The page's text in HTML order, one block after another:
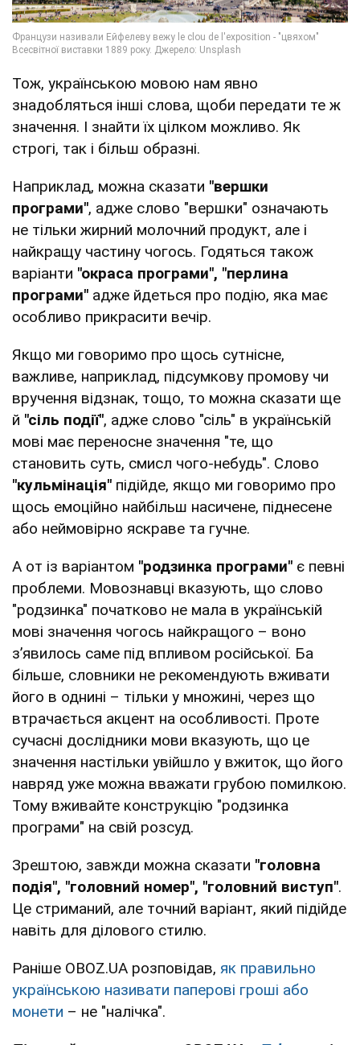
Тож, українською мовою нам явно
знадобляться інші слова, щоби передати те ж
значення. І знайти їх цілком можливо. Як
строгі, так і більш образні.
Наприклад, можна сказати "вершки
програми", адже слово "вершки" означають
не тільки жирний молочний продукт, але і
найкращу частину чогось. Годяться також
варіанти "окраса програми", "перлина
програми" адже йдеться про подію, яка має
особливо прикрасити вечір.
Якщо ми говоримо про щось сутнісне,
важливе, наприклад, підсумкову промову чи
вручення відзнак, тощо, то можна сказати ще
й "сіль події", адже слово "сіль" в українській
мові має переносне значення "те, що
становить суть, смисл чого-небудь". Слово
"кульмінація" підійде, якщо ми говоримо про
щось емоційно найбільш насичене, піднесене
або неймовірно яскраве та гучне.
А от із варіантом "родзинка програми" є певні
проблеми. Мовознавці вказують, що слово
"родзинка" початково не мала в українській
мові значення чогось найкращого – воно
з’явилось саме під впливом російської. Ба
більше, словники не рекомендують вживати
його в однині – тільки у множині, через що
втрачається акцент на особливості. Проте
сучасні дослідники мови вказують, що це
значення настільки увійшло у вжиток, що його
навряд уже можна вважати грубою помилкою.
Тому вживайте конструкцію "родзинка
програми" на свій розсуд.
Зрештою, завжди можна сказати "головна
подія", "головний номер", "головний виступ".
Це стриманий, але точний варіант, який підійде
навіть для ділового стилю.
Раніше OBOZ.UA розповідав, як правильно
українською називати паперові гроші або
монети – не "налічка".